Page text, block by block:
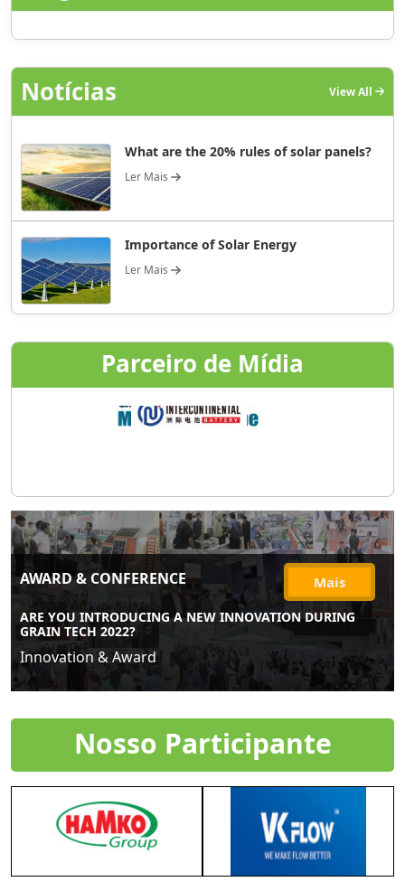
Notícias View All
What are the 20% rules of solar panels?
Ler Mais
Importance of Solar Energy
Ler Mais
Parceiro de Mídia
AWARD & CONFERENCE Mais
ARE YOU INTRODUCING A NEW INNOVATION DURING
GRAIN TECH 2022?
Innovation & Award
Nosso Participante